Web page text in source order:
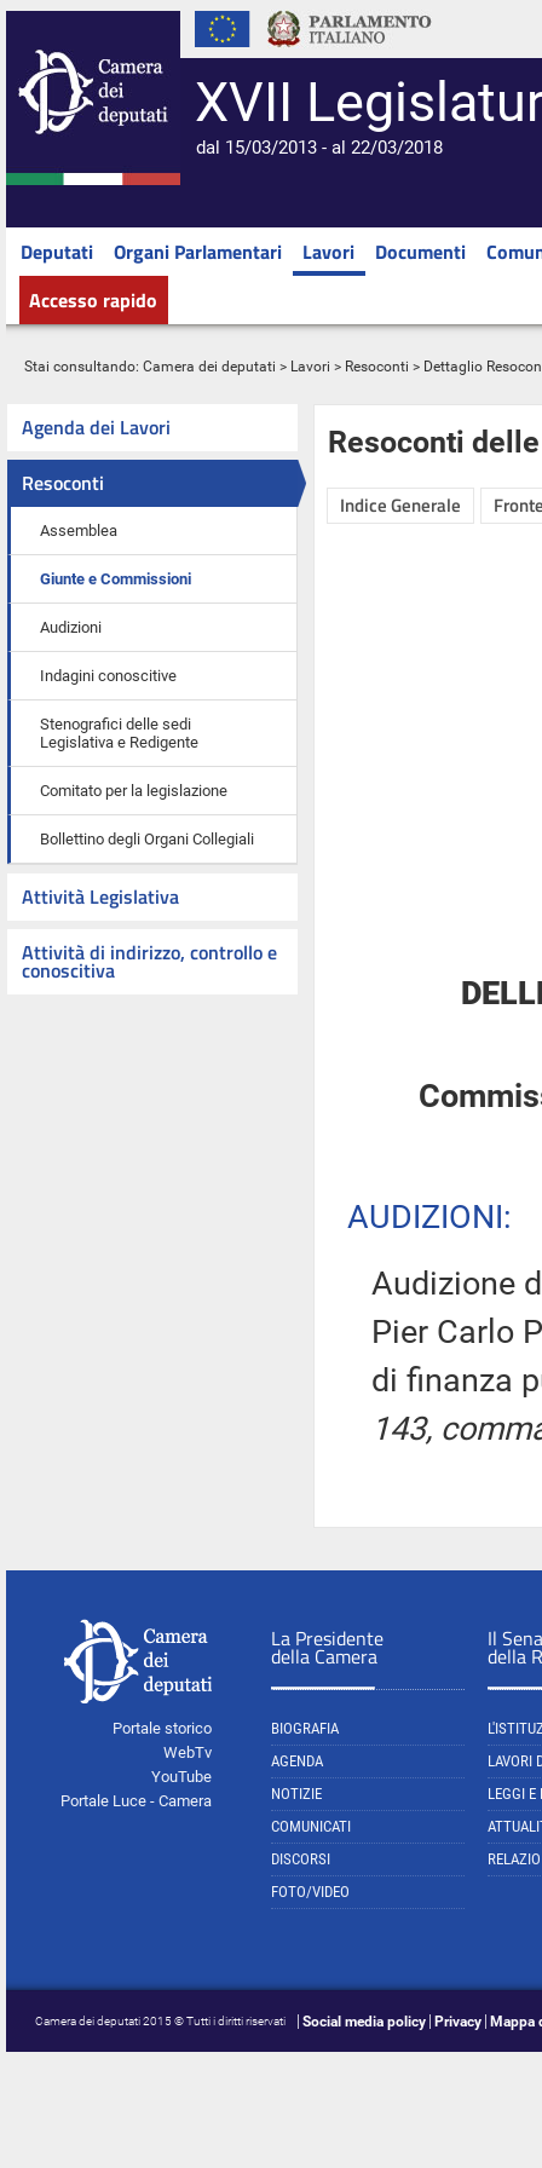
XVII
dal 15/03/2013 - al 22/03/2018
Deputati Organi Parlamentari Lavori Documenti
Accesso rapido
Stai consultando: Camera dei deputati > Lavori > Resoconti > Dettaglio
Agenda dei Lavori
Resoconti
Assemblea
Giunte e Commissioni
Audizioni
Indagini conoscitive
Stenografici delle sedi
Legislativa e Redigente
Comitato per la legislazione
Bollettino degli Organi Collegiali
Attività Legislativa
Attività di indirizzo, controllo e
conoscitiva
Resoconti
Indice Generale
AUDIZIONI:
Audizione
Pier Carlo
di finanza
143,
Portale storico
WebTv
YouTube
Portale Luce - Camera
La Presidente
della Camera
BIOGRAFIA
AGENDA
NOTIZIE
COMUNICATI
DISCORSI
FOTO/VIDEO
Il
della
LAVORI
LEGGI E
Camera dei deputati 2015 © Tutti i diritti riservati Social media policy Privacy Mappa